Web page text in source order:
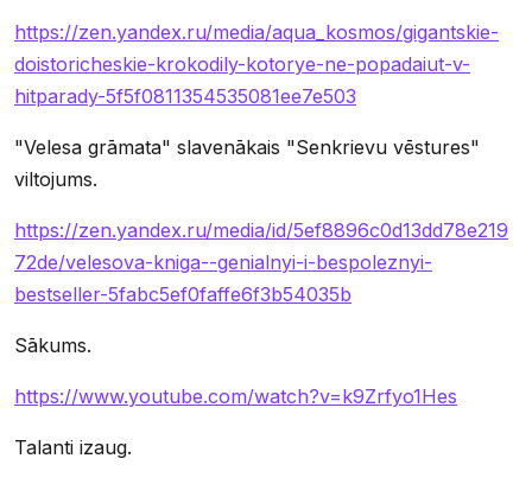
https://zen.yandex.ru/media/aqua_kosmos/gigantskie-
doistoricheskie-krokodily-kotorye-ne-popadaiut-v-
hitparady-5f5f0811354535081ee7e503
"Velesa grāmata" slavenākais "Senkrievu vēstures"
viltojums.
https://zen.yandex.ru/media/id/5ef8896c0d13dd78e219
72de/velesova-kniga--genialnyi-i-bespoleznyi-
bestseller-5fabc5ef0faffe6f3b54035b
Sākums.
https://www.youtube.com/watch?v=k9Zrfyo1Hes
Talanti izaug.